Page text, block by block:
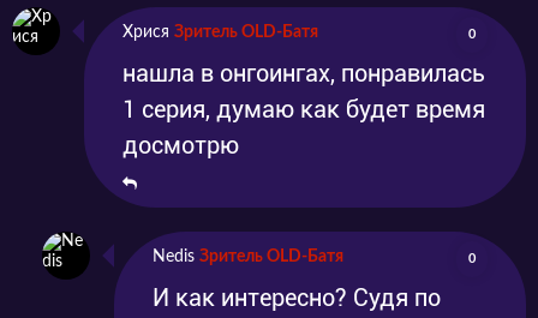
Хрися Зритель OLD-Батя 0
нашла в онгоингах, понравилась
1 серия, думаю как будет время
досмотрю
Nedis Зритель OLD-Батя 0
И как интересно? Судя по